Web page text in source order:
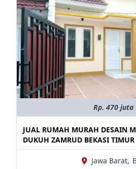
Rp. 470 juta
JUAL RUMAH MURAH DESAIN
DUKUH ZAMRUD BEKASI TIMUR
Jawa Barat,